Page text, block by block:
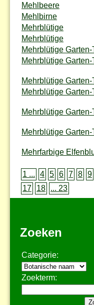
Mehlbeere
Mehlbirne
Mehrblütige
Mehrblütige
Mehrblütige
Mehrblütige
Mehrblütige
Mehrblütige
Mehrblütige
Mehrblütige
Mehrfarbige
1 ... 4 5 6 7 8 9
17
18 ... 23
Zoeken
Categorie:
Zoekterm: